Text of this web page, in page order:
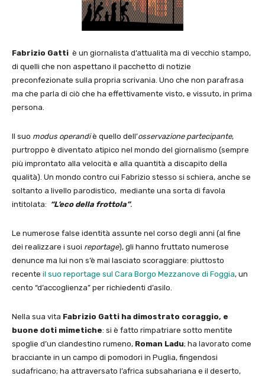
Fabrizio Gatti è un giornalista d’attualità ma di vecchio stampo,
di quelli che non aspettano il pacchetto di notizie
preconfezionate sulla propria scrivania. Uno che non parafrasa
ma che parla di ciò che ha effettivamente visto, e vissuto, in prima
persona.
Il suo modus operandiè quello dell’osservazione partecipante,
purtroppo è diventato atipico nel mondo del giornalismo (sempre
più improntato alla velocità e alla quantità a discapito della
qualità). Un mondo contro cui Fabrizio stesso si schiera, anche se
soltanto a livello parodistico, mediante una sorta di favola
intitolata: “L’eco della frottola”.
Le numerose false identità assunte nel corso degli anni (al fine
dei realizzare i suoi reportage), gli hanno fruttato numerose
denunce ma lui non s’è mai lasciato scoraggiare: piuttosto
recente il suo reportage sul Cara Borgo Mezzanove di Foggia, un
cento “d’accoglienza” per richiedenti d’asilo.
Nella sua vita Fabrizio Gatti ha dimostrato coraggio, e
buone doti mimetiche: si è fatto rimpatriare sotto mentite
spoglie d’un clandestino rumeno, Roman Ladu; ha lavorato come
bracciante in un campo di pomodori in Puglia, fingendosi
sudafricano; ha attraversato l’africa subsahariana e il deserto,